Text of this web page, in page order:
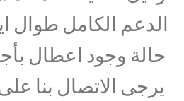
الدعم الكامل طوال
حالة وجود اعطال
يرجى الاتصال بنا